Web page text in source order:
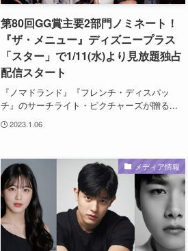
第80回GG賞主要2部門ノミネート！
『ザ・メニュー』ディズニープラス
「スター」で1/11(水)より見放題独占
配信スタート
『ノマドランド』『フレンチ・ディスパッ
チ』のサーチライト・ピクチャーズが贈る...
2023.1.06
メディア情報